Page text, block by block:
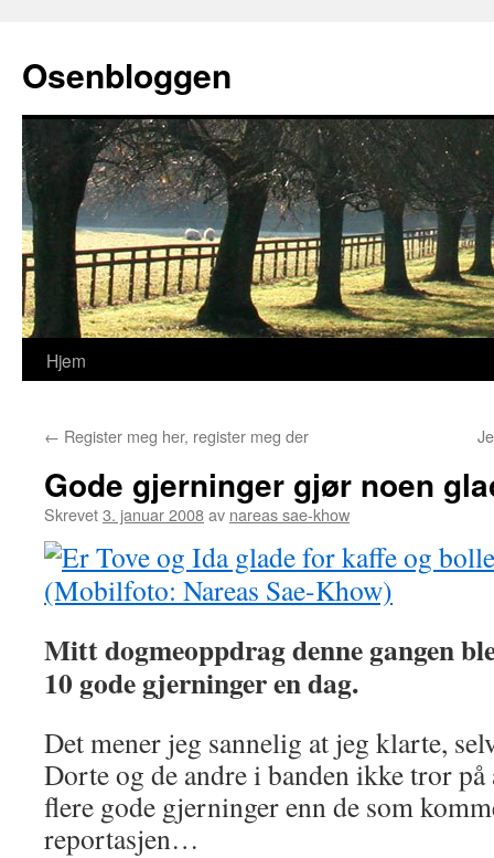
Osenbloggen
Hopp
innhold
Hjem
← Register meg her, register meg der
Gode gjerninger gjør noen
Skrevet3. januar 2008av nareas sae-khow
Mitt dogmeoppdrag denne gangen
10 gode gjerninger en dag.
Det mener jeg sannelig at jeg klarte,
Dorte og de andre i banden ikke tror
flere gode gjerninger enn de som
reportasjen…